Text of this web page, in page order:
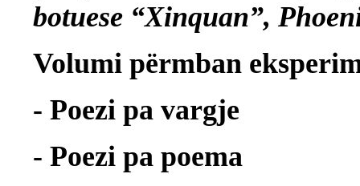
botuese “Xinquan”,
Volumi përmban
- Poezi pa vargje
- Poezi pa poema